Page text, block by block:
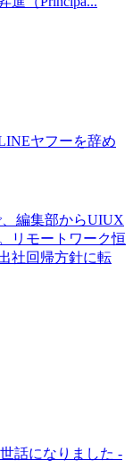
ヤフーを辞め
編集部からUIUX
リモートワーク恒
社回帰方針に転
話になりました -